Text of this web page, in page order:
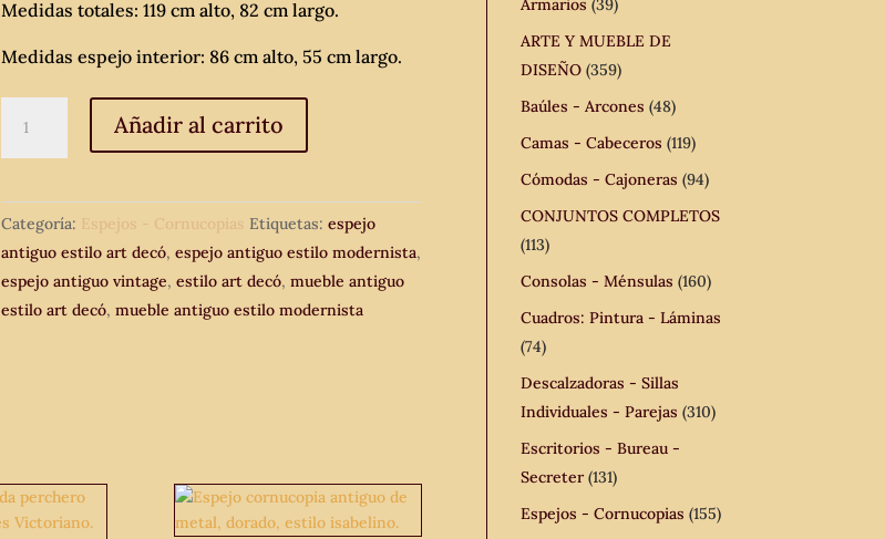
Medidas totales: 119 cm alto, 82 cm largo.
Medidas espejo interior: 86 cm alto, 55 cm largo.
antiguo
Art
Decó
120
cm.
Gran
Añadir al carrito
Categoría: Espejos - Cornucopias Etiquetas:espejo
antiguo estilo art decó,espejo antiguo estilo modernista,
espejo antiguo vintage,estilo art decó,mueble antiguo
estilo art decó,mueble antiguo estilo modernista
Armarios (39)
ARTE Y MUEBLE DE
DISEÑO (359)
Baúles - Arcones (48)
Camas - Cabeceros (119)
Cómodas - Cajoneras (94)
CONJUNTOS COMPLETOS
(113)
Consolas - Ménsulas (160)
Cuadros: Pintura - Láminas
(74)
Descalzadoras - Sillas
Individuales - Parejas (310)
Escritorios - Bureau -
Secreter (131)
Espejos - Cornucopias (155)